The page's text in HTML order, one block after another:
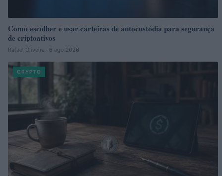
Como escolher e usar carteiras de autocustódia para segurança
de criptoativos
Rafael Oliveira · 6 ago 2026
CRYPTO